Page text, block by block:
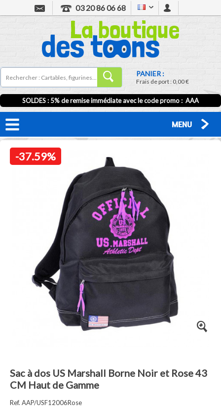
03 20 86 06 68
PANIER :
Frais de port :0,00 €
SOLDES : 5% de remise immédiate avec le code promo : AAA
MENU
-37.59%
Sac à dos US Marshall Borne Noir et Rose 43
CM Haut de Gamme
Ref. AAP/USF12006Rose